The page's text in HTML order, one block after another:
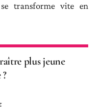
transforme vite en
plus jeune